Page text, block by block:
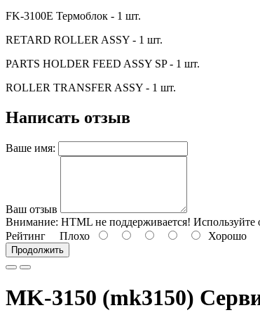
FK-3100E Термоблок - 1 шт.
RETARD ROLLER ASSY - 1 шт.
PARTS HOLDER FEED ASSY SP - 1 шт.
ROLLER TRANSFER ASSY - 1 шт.
Написать отзыв
Ваше имя:
Ваш отзыв
Внимание: HTML не поддерживается! Используйте
Рейтинг Плохо Хорошо
Продолжить
MK-3150 (mk3150)